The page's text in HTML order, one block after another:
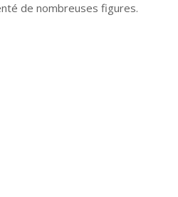
de nombreuses figures.